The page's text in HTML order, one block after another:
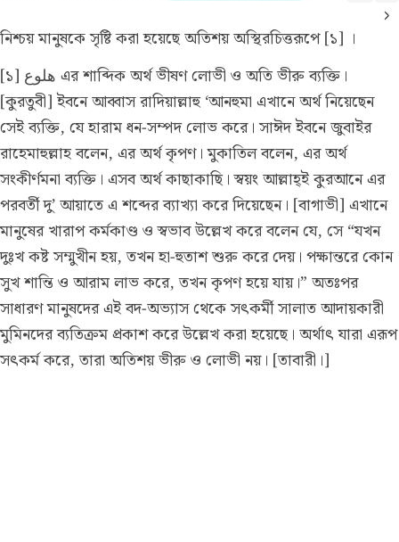
নিশ্চয় মানুষকে সৃষ্টি করা হয়েছে অতিশয় অস্থিরচিত্তরূপে [১] ।
[১] هلوع এর শাব্দিক অর্থ ভীষণ লোভী ও অতি ভীরু ব্যক্তি।
[কুরতুবী] ইবনে আব্বাস রাদিয়াল্লাহু ‘আনহুমা এখানে অর্থ নিয়েছেন
সেই ব্যক্তি, যে হারাম ধন-সম্পদ লোভ করে। সাঈদ ইবনে জুবাইর
রাহেমাহুল্লাহ বলেন, এর অর্থ কৃপণ। মুকাতিল বলেন, এর অর্থ
সংকীর্ণমনা ব্যক্তি। এসব অর্থ কাছাকাছি। স্বয়ং আল্লাহ্ই কুরআনে এর
পরবর্তী দু’ আয়াতে এ শব্দের ব্যাখ্যা করে দিয়েছেন। [বাগাভী] এখানে
মানুষের খারাপ কর্মকাণ্ড ও স্বভাব উল্লেখ করে বলেন যে, সে “যখন
দুঃখ কষ্ট সম্মুখীন হয়, তখন হা-হুতাশ শুরু করে দেয়। পক্ষান্তরে কোন
সুখ শান্তি ও আরাম লাভ করে, তখন কৃপণ হয়ে যায়।” অতঃপর
সাধারণ মানুষদের এই বদ-অভ্যাস থেকে সৎকর্মী সালাত আদায়কারী
মুমিনদের ব্যতিক্রম প্রকাশ করে উল্লেখ করা হয়েছে। অর্থাৎ যারা এরূপ
সৎকর্ম করে, তারা অতিশয় ভীরু ও লোভী নয়। [তাবারী।]